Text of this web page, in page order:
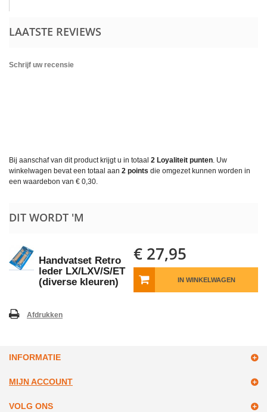
LAATSTE REVIEWS
Schrijf uw recensie
Bij aanschaf van dit product krijgt u in totaal 2 Loyaliteit punten. Uw
winkelwagen bevat een totaal aan 2 points die omgezet kunnen worden in
een waardebon van € 0,30.
DIT WORDT 'M
Handvatset Retro
leder LX/LXV/S/ET
(diverse kleuren)
€ 27,95
IN WINKELWAGEN
Afdrukken
INFORMATIE
MIJN ACCOUNT
VOLG ONS